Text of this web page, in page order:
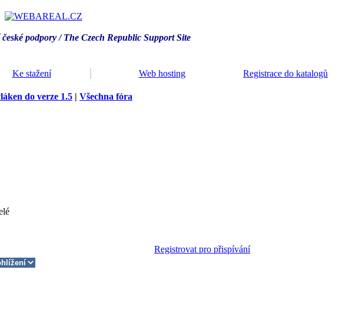
podpory / The Czech Republic Support Site
Ke stažení Web hosting Registrace do katalogů
do verze 1.5 | Všechna fóra
Registrovat pro přispívání